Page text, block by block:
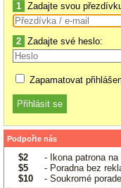
1 Zadajte svou
2 Zadajte své heslo:
Zapamatovat
Podpořte nás
$2
- Ikona patrona na
$5
- Poradna bez
$10
- Soukromé